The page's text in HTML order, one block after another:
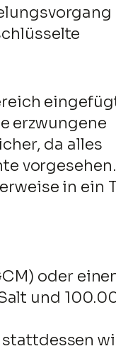
erzwungene
da alles
in ein
oder
und